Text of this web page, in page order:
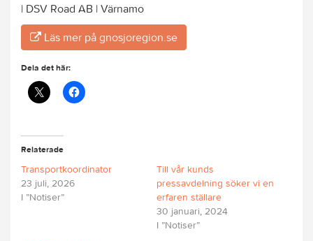
| DSV Road AB | Värnamo
Läs mer på gnosjoregion.se
Dela det här:
Relaterade
Transportkoordinator
23 juli, 2026
I ”Notiser”
Till vår kunds
pressavdelning söker vi en
erfaren ställare
30 januari, 2024
I ”Notiser”